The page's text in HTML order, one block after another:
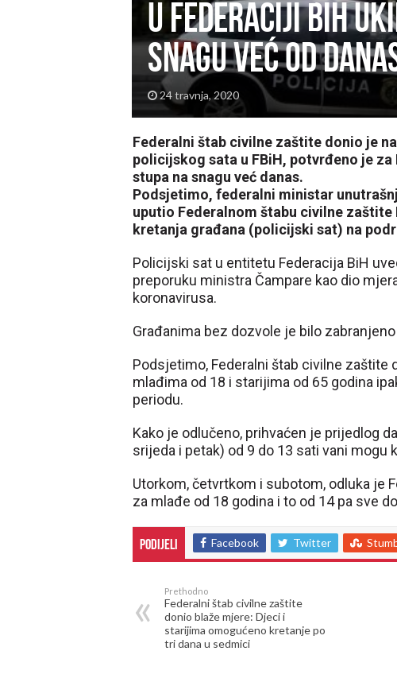
U Federaciji BiH
snagu već od
24 travnja, 2020
Federalni štab civilne zaštite donio je
policijskog sata u FBiH, potvrđeno je
stupa na snagu već danas.
Podsjetimo, federalni ministar
uputio Federalnom štabu civilne
kretanja građana (policijski sat) na
Policijski sat u entitetu Federacija BiH
preporuku ministra Čampare kao dio
koronavirusa.
Građanima bez dozvole je bilo
Podsjetimo, Federalni štab civilne zaštite
mlađima od 18 i starijima od 65 godina
periodu.
Kako je odlučeno, prihvaćen je prijedlog
srijeda i petak) od 9 do 13 sati vani mogu
Utorkom, četvrtkom i subotom, odluka je
za mlađe od 18 godina i to od 14 pa sve
Podijeli Facebook Twitter
Prethodno
Federalni štab civilne zaštite
donio blaže mjere: Djeci i
starijima omogućeno kretanje po
tri dana u sedmici